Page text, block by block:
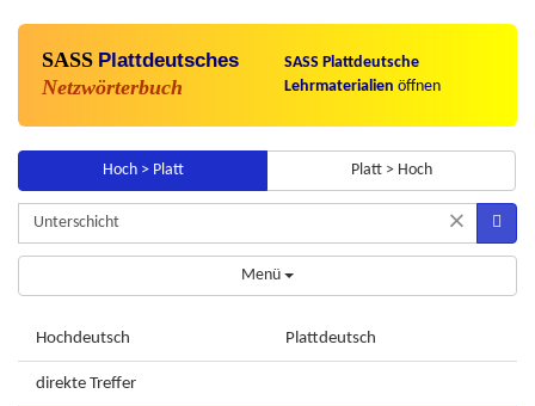
SASS Plattdeutsches
Netzwörterbuch
SASS Plattdeutsche
Lehrmaterialien öffnen
Hoch > Platt Platt > Hoch
×
Menü
Hochdeutsch Plattdeutsch
direkte Treffer